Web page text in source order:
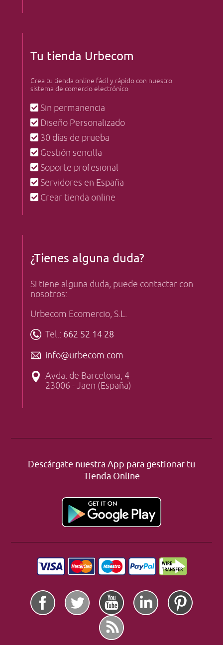
Tu tienda Urbecom
Crea tu tienda online fácil y rápido con nuestro
sistema de comercio electrónico
Sin permanencia
Diseño Personalizado
30 días de prueba
Gestión sencilla
Soporte profesional
Servidores en España
Crear tienda online
¿Tienes alguna duda?
Si tiene alguna duda, puede contactar con
nosotros:
Urbecom Ecomercio, S.L.
Tel.: 662 52 14 28
info@urbecom.com
Avda. de Barcelona, 4
23006 - Jaen (España)
Descárgate nuestra App para gestionar tu
Tienda Online